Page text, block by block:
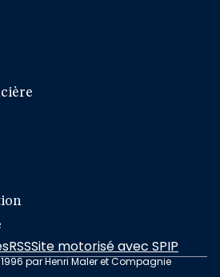
RSSSite motorisé avec SPIP
par Henri Maler et Compagnie